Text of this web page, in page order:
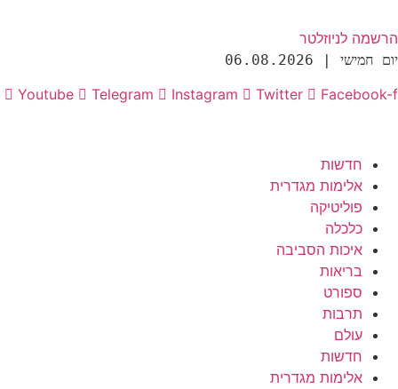
הרשמה לניוזלטר
יום חמישי | 06.08.2026
Youtube Telegram Instagram Twitter Facebook-f
חדשות
אלימות מגדרית
פוליטיקה
כלכלה
איכות הסביבה
בריאות
ספורט
תרבות
עולם
חדשות
אלימות מגדרית